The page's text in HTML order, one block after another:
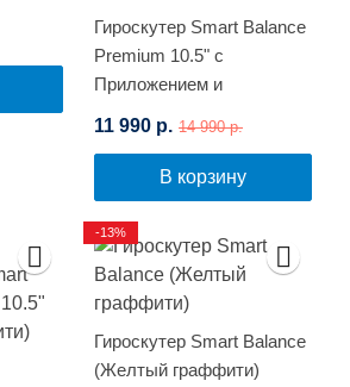
Гироскутер Smart Balance
Premium 10.5" с
Приложением и
(Космос)
11 990 р. 14 990 р.
В корзину
Гироскутер Smart Balance
(Желтый граффити)
-13%